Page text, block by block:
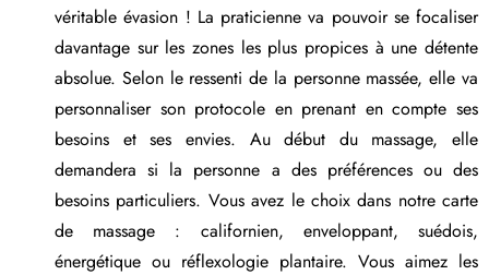
véritable évasion ! La praticienne va pouvoir se focaliser
davantage sur les zones les plus propices à une détente
absolue. Selon le ressenti de la personne massée, elle va
personnaliser son protocole en prenant en compte ses
besoins et ses envies. Au début du massage, elle
demandera si la personne a des préférences ou des
besoins particuliers. Vous avez le choix dans notre carte
de massage : californien, enveloppant, suédois,
énergétique ou réflexologie plantaire. Vous aimez les